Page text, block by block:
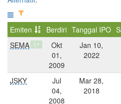
Emiten
Berdiri Tanggal IPO
SEMA
Q4
Okt
01,
2009
Jan 10,
2022
JSKY
Jul
04,
2008
Mar 28,
2018